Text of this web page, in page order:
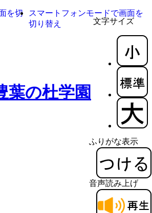
文字サイズ
ふりがな表示
音声読み上げ
を切
スマートフォンモードで画面を
切り替え
葉の杜学園